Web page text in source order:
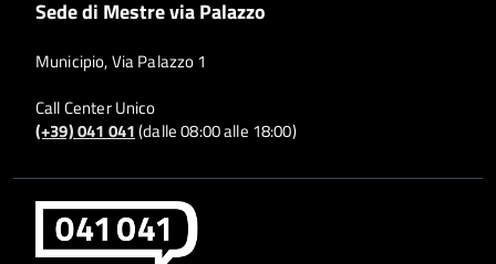
Sede di Mestre via Palazzo
Municipio, Via Palazzo 1
Call Center Unico
(+39) 041 041(dalle 08:00 alle 18:00)